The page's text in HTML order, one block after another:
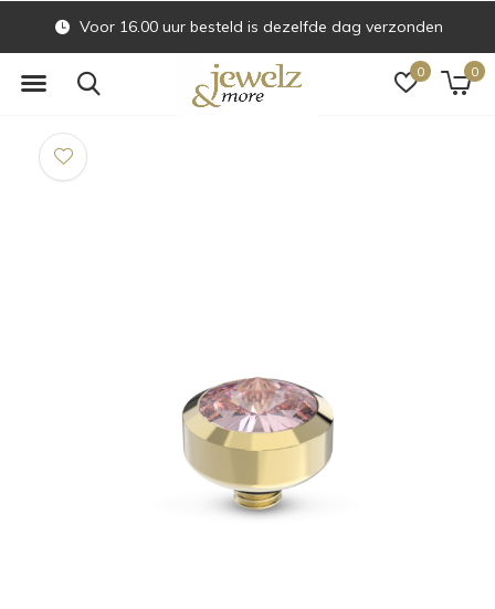
0 0
Voor 16.00 uur besteld is dezelfde dag verzonden